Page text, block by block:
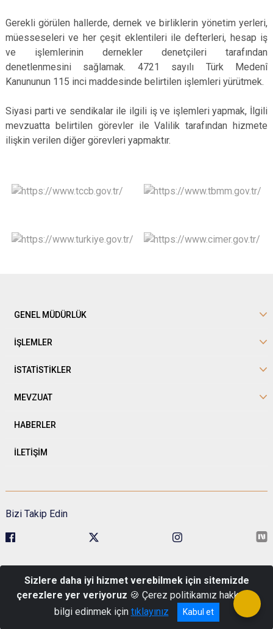
Gerekli görülen hallerde, dernek ve birliklerin yönetim yerleri,
müesseseleri ve her çeşit eklentileri ile defterleri, hesap iş
ve işlemlerinin dernekler denetçileri tarafından
denetlenmesini sağlamak. 4721 sayılı Türk Medenî
Kanununun 115 inci maddesinde belirtilen işlemleri yürütmek.
Siyasi parti ve sendikalar ile ilgili iş ve işlemleri yapmak, İlgili
mevzuatta belirtilen görevler ile Valilik tarafından hizmete
ilişkin verilen diğer görevleri yapmaktır.
GENEL MÜDÜRLÜK
İŞLEMLER
İSTATİSTİKLER
MEVZUAT
HABERLER
İLETİŞİM
Bizi Takip Edin
No:1 Pk: 06680 Çankaya/Ankara
Telefon : 0 (312) 422 48 00
Sizlere daha iyi hizmet verebilmek için sitemizde
çerezlere yer veriyoruz 🍪 Çerez politikamız hakkında
bilgi edinmek için tıklayınız Kabul et